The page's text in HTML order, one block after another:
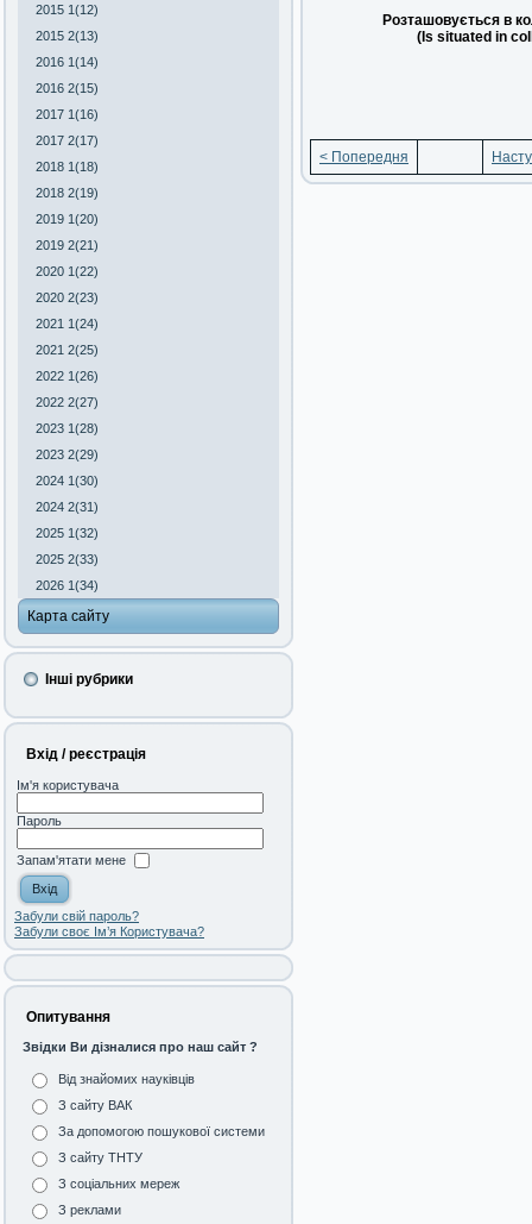
2015 1(12)
2015 2(13)
2016 1(14)
2016 2(15)
2017 1(16)
2017 2(17)
2018 1(18)
2018 2(19)
2019 1(20)
2019 2(21)
2020 1(22)
2020 2(23)
2021 1(24)
2021 2(25)
2022 1(26)
2022 2(27)
2023 1(28)
2023 2(29)
2024 1(30)
2024 2(31)
2025 1(32)
2025 2(33)
2026 1(34)
Карта сайту
Інші рубрики
Вхід / реєстрація
Ім'я користувача
Пароль
Запам'ятати мене
Забули свій пароль?
Забули своє Ім’я Користувача?
Опитування
Звідки Ви дізналися про наш сайт ?
Від знайомих науківців
З сайту ВАК
За допомогою пошукової системи
З сайту ТНТУ
З соціальних мереж
З реклами
Розташовується в
(Is situated in
< Попередня